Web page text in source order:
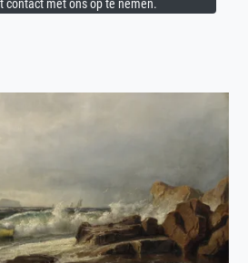
contact met ons op te nemen.